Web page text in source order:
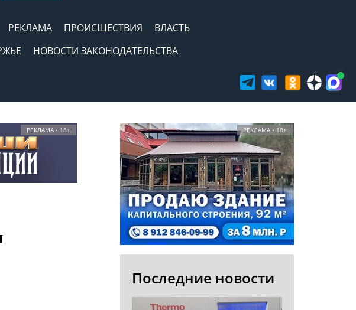
РЕКЛАМА ПРОИСШЕСТВИЯ
ВЛАСТЬ
НОВОСТИ ЗАКОНОДАТЕЛЬСТВА
РЕКЛАМА • 18+ РЕКЛАМА • 18+
Последние новости